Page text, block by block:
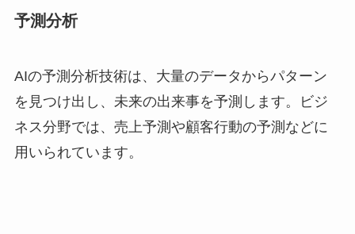
予測分析
AIの予測分析技術は、大量のデータからパターン
を見つけ出し、未来の出来事を予測します。ビジ
ネス分野では、売上予測や顧客行動の予測などに
用いられています。